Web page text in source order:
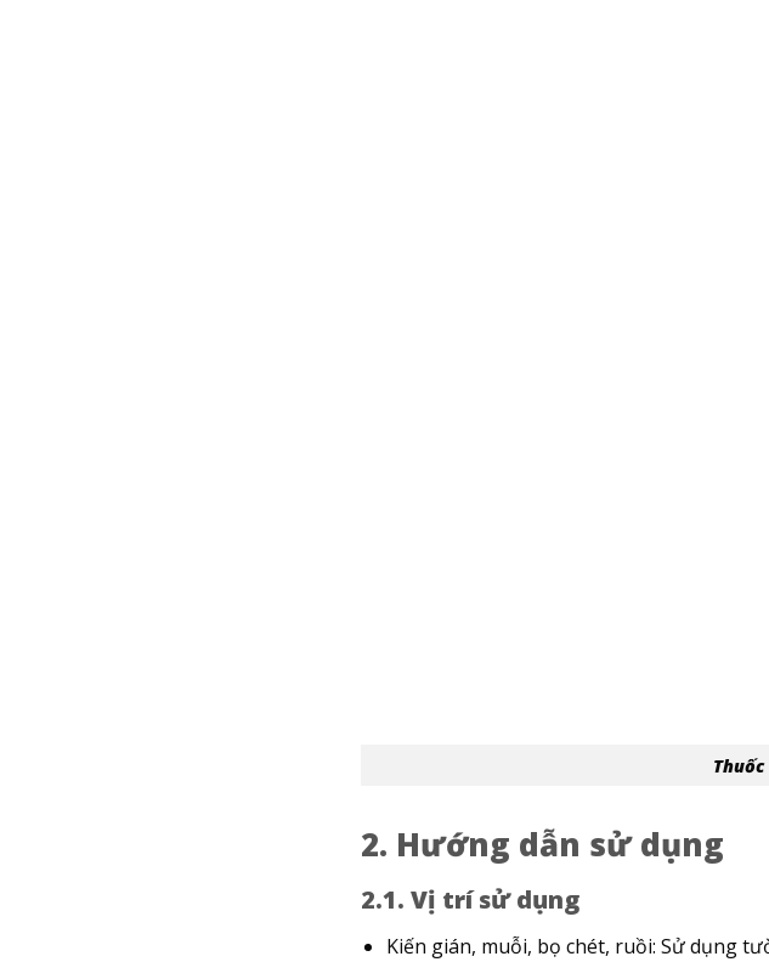
2. Hướng dẫn sử dụng
2.1. Vị trí sử dụng
Kiến gián, muỗi, bọ chét, ruồi: Sử dụng